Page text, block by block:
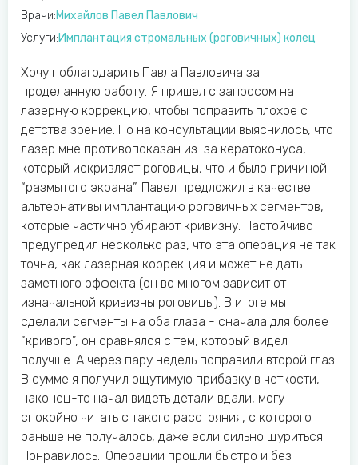
Врачи:Михайлов Павел Павлович
Услуги:Имплантация стромальных (роговичных) колец
Хочу поблагодарить Павла Павловича за
проделанную работу. Я пришел с запросом на
лазерную коррекцию, чтобы поправить плохое с
детства зрение. Но на консультации выяснилось, что
лазер мне противопоказан из-за кератоконуса,
который искривляет роговицы, что и было причиной
“размытого экрана”. Павел предложил в качестве
альтернативы имплантацию роговичных сегментов,
которые частично убирают кривизну. Настойчиво
предупредил несколько раз, что эта операция не так
точна, как лазерная коррекция и может не дать
заметного эффекта (он во многом зависит от
изначальной кривизны роговицы). В итоге мы
сделали сегменты на оба глаза - сначала для более
“кривого”, он сравнялся с тем, который видел
получше. А через пару недель поправили второй глаз.
В сумме я получил ощутимую прибавку в четкости,
наконец-то начал видеть детали вдали, могу
спокойно читать с такого расстояния, с которого
раньше не получалось, даже если сильно щуриться.
Понравилось:: Операции прошли быстро и без